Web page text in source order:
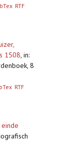
RTF
1508, in:
8
RTF
einde